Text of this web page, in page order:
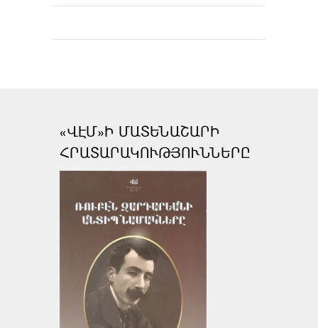
«ՎԷՄ»Ի ՄԱՏԵՆԱՇԱՐԻ
ՀՐԱՏԱՐԱԿՈՒԹՅՈՒՆՆԵՐԸ